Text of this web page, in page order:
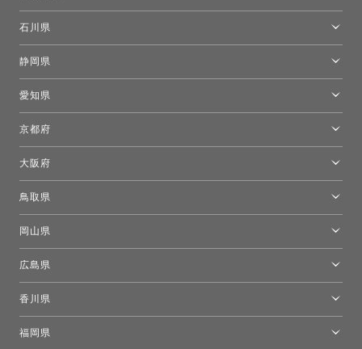
モーイ東京
キーブー東京
FLOS｜フロスデザインスペース青山
石川県
静岡県
愛知県
京都府
大阪府
鳥取県
岡山県
広島県
香川県
福岡県